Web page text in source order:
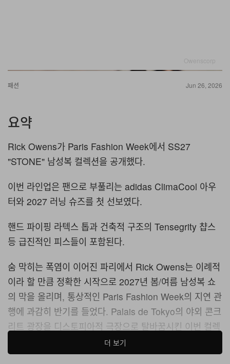
패션 Jun 26, 2026
요약
Rick Owens가 Paris Fashion Week에서 SS27
"STONE" 남성복 컬렉션을 공개했다.
이번 라인업은 팬으로 부풀리는 adidas ClimaCool 아우
터와 2027 러닝 슈즈를 첫 선보였다.
핸드 파이핑 라텍스 톱과 건축적 구조의 Tensegrity 챱스
등 급진적인 피스들이 포함된다.
숨 막히는 폭염이 이어진 파리에서 Rick Owens는 이례적
이라 할 만큼 정확한 시작으로 2027년 봄/여름 남성복 쇼
의 막을 올리며, 통상적인 Paris Fashion Week의 지연 관
행에 과감히 반기를 들었다. Palais de Tokyo의 야외 콘크
리트 광장을 디스토피아적 극장으로 탈바꿈시킨 이번 컬렉
션은 ‘STONE’이라는 타이틀 아래, 규율과 변형, 신체적 회
복탄력성을 키워드로 사회 전반에 드리운 위협감이라는 집
더 보기